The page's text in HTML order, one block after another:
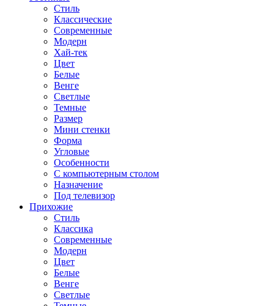
Стиль
Классические
Современные
Модерн
Хай-тек
Цвет
Белые
Венге
Светлые
Темные
Размер
Мини стенки
Форма
Угловые
Особенности
С компьютерным столом
Назначение
Под телевизор
Прихожие
Стиль
Классика
Современные
Модерн
Цвет
Белые
Венге
Светлые